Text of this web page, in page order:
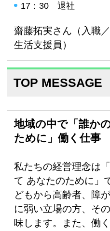
17：30 退社
齋藤拓実さん（入職
生活支援員）
TOP MESSAGE
地域の中で「誰か
ために」働く仕事
私たちの経営理念は
て あなたのために」
どもから高齢者、障
に弱い立場の方、そ
味します。また、働